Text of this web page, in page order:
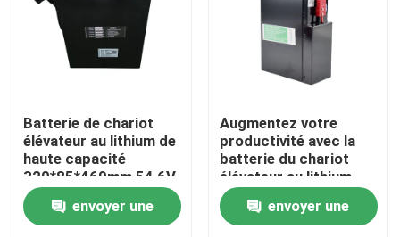
Maison
Produits
Batterie de chariot
élévateur au lithium de
haute capacité
320*85*469mm 54,6V
Longue durée de vie
envoyer une
Augmentez votre
productivité avec la
batterie du chariot
élévateur au lithium
envoyer une